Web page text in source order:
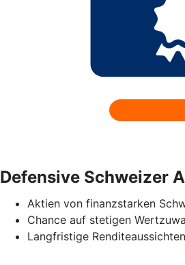
Defensive Schweizer
Aktien von finanzstarken
Chance auf stetigen
Langfristige Renditeaussichten